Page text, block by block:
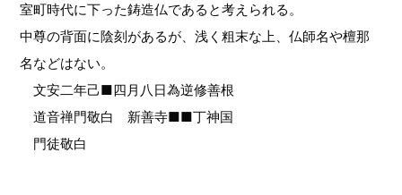
室町時代に下った鋳造仏であると考えられる。
中尊の背面に陰刻があるが、浅く粗末な上、仏師名や檀那
名などはない。
文安二年己■四月八日為逆修善根
道音禅門敬白 新善寺■■丁神国
門徒敬白